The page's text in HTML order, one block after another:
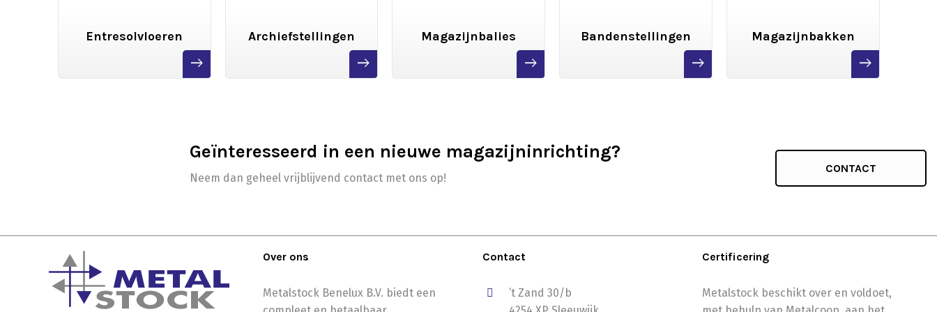
Entresolvloeren
read
more
Archiefstellingen
read
more
Magazijnbalies
read
more
Bandenstellingen
read
more
Magazijnbakken
read
more
Geïnteresseerd in een nieuwe magazijninrichting?
Neem dan geheel vrijblijvend contact met ons op!
CONTACT
Over ons
Metalstock Benelux B.V. biedt een
Contact
’t Zand 30/b
Certificering
Metalstock beschikt over en voldoet,